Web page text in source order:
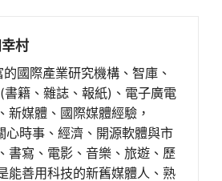
村
國際產業研究機構、智庫、
籍、雜誌、報紙)、電子廣電
新媒體、國際媒體經驗，
心時事、經濟、開源軟體與市
書寫、電影、音樂、旅遊、歷
能善用科技的新舊媒體人、熟